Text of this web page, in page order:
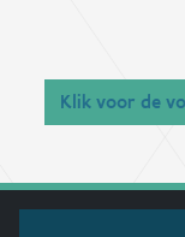
Klik voor de